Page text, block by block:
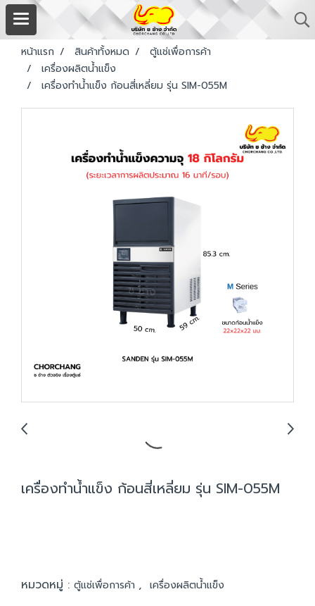
หน้าแรก สินค้าทั้งหมด
ตู้แช่เพื่อการค้า
เครื่องผลิตน้ำแข็ง
เครื่องทำน้ำแข็ง ก้อนสี่เหลี่ยม รุ่น SIM-055M
เครื่องทำน้ำแข็ง ก้อนสี่เหลี่ยม รุ่น SIM-055M
หมวดหมู่ : ตู้แช่เพื่อการค้า , เครื่องผลิตน้ำแข็ง